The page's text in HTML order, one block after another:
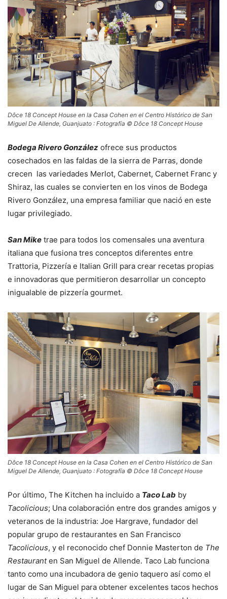
Dôce 18 Concept House en la Casa Cohen en el Centro Histórico de San
Miguel De Allende, Guanjuato : Fotografía © Dôce 18 Concept House
Bodega Rivero González ofrece sus productos
cosechados en las faldas de la sierra de Parras, donde
crecen las variedades Merlot, Cabernet, Cabernet Franc y
Shiraz, las cuales se convierten en los vinos de Bodega
Rivero González, una empresa familiar que nació en este
lugar privilegiado.
San Mike trae para todos los comensales una aventura
italiana que fusiona tres conceptos diferentes entre
Trattoria, Pizzería e Italian Grill para crear recetas propias
e innovadoras que permitieron desarrollar un concepto
inigualable de pizzería gourmet.
Dôce 18 Concept House en la Casa Cohen en el Centro Histórico de San
Miguel De Allende, Guanjuato : Fotografía © Dôce 18 Concept House
Por último, The Kitchen ha incluido a Taco Lab by
Tacolicious; Una colaboración entre dos grandes amigos y
veteranos de la industria: Joe Hargrave, fundador del
popular grupo de restaurantes en San Francisco
Tacolicious, y el reconocido chef Donnie Masterton de The
Restauranten San Miguel de Allende. Taco Lab funciona
tanto como una incubadora de genio taquero así como el
lugar de San Miguel para obtener excelentes tacos hechos